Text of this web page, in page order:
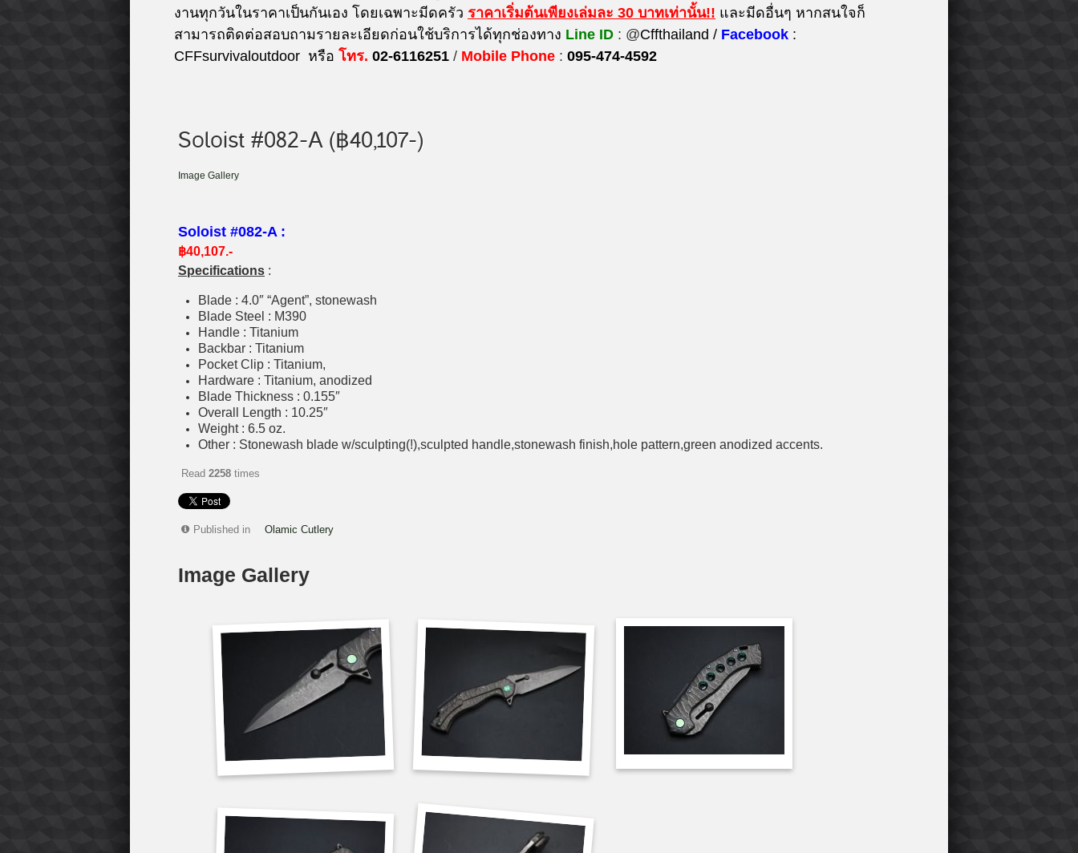
งานทุกวันในราคาเป็นกันเอง โดยเฉพาะมีดครัว ราคาเริ่มต้นเพียงเล่มละ 30 บาทเท่านั้น!! และมีดอื่นๆ หากสนใจก็
สามารถติดต่อสอบถามรายละเอียดก่อนใช้บริการได้ทุกช่องทาง Line ID : @Cffthailand / Facebook :
CFFsurvivaloutdoor หรือ โทร. 02-6116251 / Mobile Phone : 095-474-4592
Soloist #082-A (฿40,107-)
Image Gallery
Soloist #082-A :
฿40,107.-
Specifications :
Blade : 4.0″ “Agent”, stonewash
Blade Steel : M390
Handle : Titanium
Backbar : Titanium
Pocket Clip : Titanium,
Hardware : Titanium, anodized
Blade Thickness : 0.155″
Overall Length : 10.25″
Weight : 6.5 oz.
Other : Stonewash blade w/sculpting(!),sculpted handle,stonewash finish,hole pattern,green anodized accents.
Read 2258 times
Published in Olamic Cutlery
Image Gallery